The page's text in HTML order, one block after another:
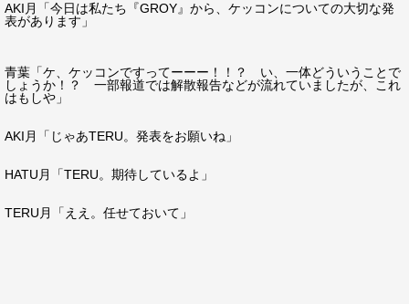
AKI月「今日は私たち『GROY』から、ケッコンについての大切な発
表があります」
青葉「ケ、ケッコンですってーーー！！？ い、一体どういうことで
しょうか！？ 一部報道では解散報告などが流れていましたが、これ
はもしや」
AKI月「じゃあTERU。発表をお願いね」
HATU月「TERU。期待しているよ」
TERU月「ええ。任せておいて」